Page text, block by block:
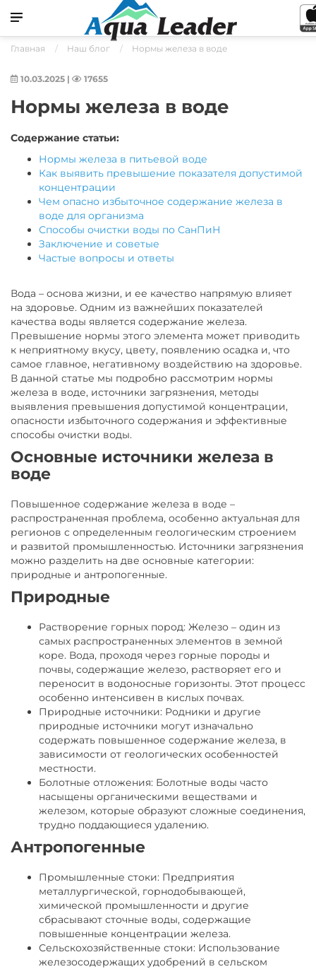
Главная Наш блог Нормы железа в воде
10.03.2025 | 17655
Нормы железа в воде
Содержание статьи:
Нормы железа в питьевой воде
Как выявить превышение показателя допустимой
концентрации
Чем опасно избыточное содержание железа в
воде для организма
Способы очистки воды по СанПиН
Заключение и советые
Частые вопросы и ответы
Вода – основа жизни, и ее качество напрямую влияет
на здоровье. Одним из важнейших показателей
качества воды является содержание железа.
Превышение нормы этого элемента может приводить
к неприятному вкусу, цвету, появлению осадка и, что
самое главное, негативному воздействию на здоровье.
В данной статье мы подробно рассмотрим нормы
железа в воде, источники загрязнения, методы
выявления превышения допустимой концентрации,
опасности избыточного содержания и эффективные
способы очистки воды.
Основные источники железа в
воде
Повышенное содержание железа в воде –
распространенная проблема, особенно актуальная для
регионов с определенным геологическим строением
и развитой промышленностью. Источники загрязнения
можно разделить на две основные категории:
природные и антропогенные.
Природные
Растворение горных пород: Железо – один из
самых распространенных элементов в земной
коре. Вода, проходя через горные породы и
почвы, содержащие железо, растворяет его и
переносит в водоносные горизонты. Этот процесс
особенно интенсивен в кислых почвах.
Природные источники: Родники и другие
природные источники могут изначально
содержать повышенное содержание железа, в
зависимости от геологических особенностей
местности.
Болотные отложения: Болотные воды часто
насыщены органическими веществами и
железом, которые образуют сложные соединения,
трудно поддающиеся удалению.
Антропогенные
Промышленные стоки: Предприятия
металлургической, горнодобывающей,
химической промышленности и другие
сбрасывают сточные воды, содержащие
повышенные концентрации железа.
Сельскохозяйственные стоки: Использование
железосодержащих удобрений в сельском